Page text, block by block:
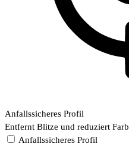
Anfallssicheres Profil
Entfernt Blitze und reduziert
Anfallssicheres Profil